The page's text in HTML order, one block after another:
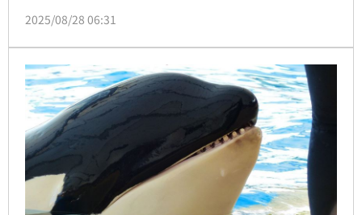
術現場燈光明亮、多人協助拍攝記錄。據悉，該條龍魚
人民幣（約合新台幣475萬元）。
2025/08/28 06:31